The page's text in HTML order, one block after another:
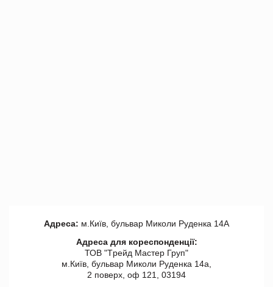
Адреса: м.Київ, бульвар Миколи Руденка 14А
Адреса для кореспонденції:
ТОВ "Tрейд Мастер Груп"
м.Київ, бульвар Миколи Руденка 14а,
2 поверх, оф 121, 03194